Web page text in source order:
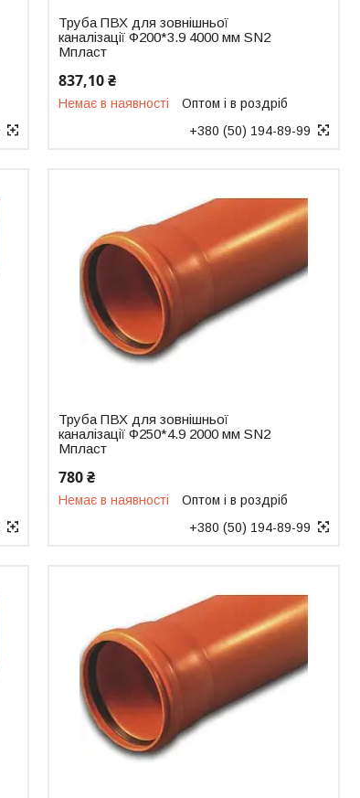
Труба ПВХ для зовнішньої
каналізації Ф200*3.9 4000 мм SN2
Мпласт
837,10 ₴
Немає в наявності
Оптом і в роздріб
+380 (50) 194-89-99
Труба ПВХ для зовнішньої
каналізації Ф250*4.9 2000 мм SN2
Мпласт
780 ₴
Немає в наявності
Оптом і в роздріб
+380 (50) 194-89-99